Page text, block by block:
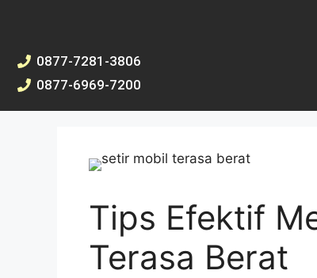
0877-7281-3806
0877-6969-7200
Tips Efektif
Terasa Berat